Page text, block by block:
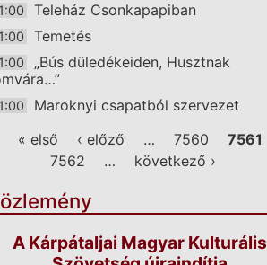
Teleház Csonkapapiban
Temetés
„Bús düledékeiden, Husztnak
Maroknyi csapatból szervezet
Oldalak
« első ‹ előző … 7560
7561
7562
… következő ›
A Kárpátaljai Magyar Kulturális